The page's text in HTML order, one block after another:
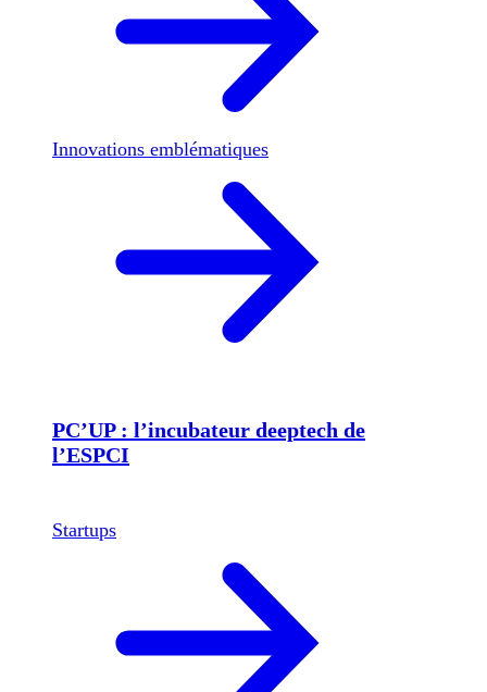
Innovations emblématiques
PC’UP : l’incubateur deeptech de
l’ESPCI
Startups